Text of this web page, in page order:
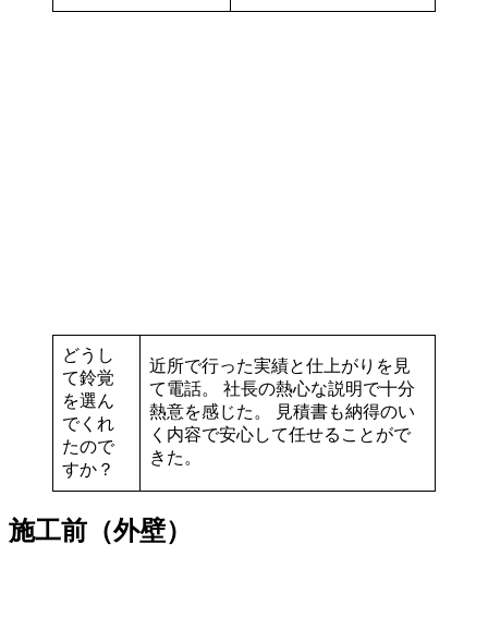
どうし
て鈴覚
を選ん
でくれ
たので
すか？
近所で行った実績と仕上がりを見
て電話。 社長の熱心な説明で十分
熱意を感じた。 見積書も納得のい
く内容で安心して任せることがで
きた。
施工前（外壁）